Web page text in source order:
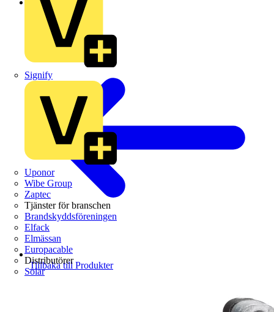
Signify
Uponor
Wibe Group
Zaptec
Tjänster för branschen
Brandskyddsföreningen
Elfack
Elmässan
Europacable
Distributörer
Solar
Tillbaka till Produkter